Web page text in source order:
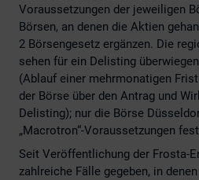
Voraussetzungen der jeweiligen
Börsen, an denen die Aktien
2 Börsengesetz ergänzen. Die
sehen für ein Delisting
(Ablauf einer mehrmonatigen
der Börse über den Antrag und
Delisting); nur die Börse
„Macrotron“-Voraussetzungen
Seit Veröffentlichung der Frosta-
zahlreiche Fälle gegeben, in